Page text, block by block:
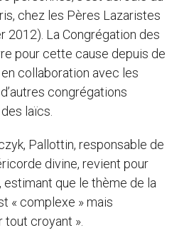
chez les Pères Lazaristes
2012). La Congrégation des
pour cette cause depuis de
collaboration avec les
congrégations
laïcs.
Pallottin, responsable de
divine, revient pour
estimant que le thème de la
« complexe » mais
tout croyant ».